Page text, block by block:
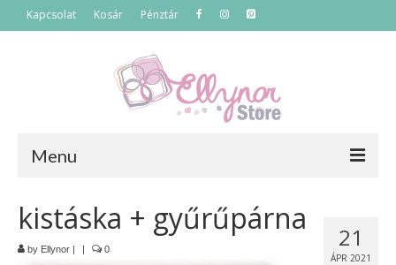
Kapcsolat Kosár Pénztár
Menu
Főoldal
21
ÁPR 2021
kistáska + gyűrűpárna
by Ellynor | | 0